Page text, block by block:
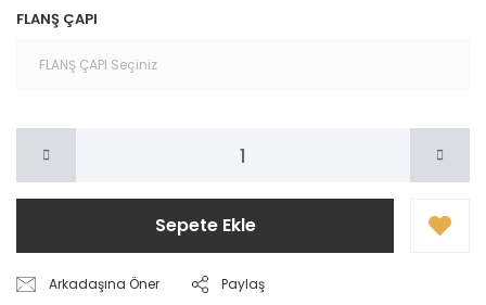
FLANŞ ÇAPI
Sepete Ekle
Arkadaşına Öner Paylaş